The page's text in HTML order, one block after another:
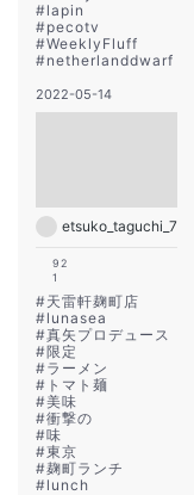
#lapin
#pecotv
#WeeklyFluff
#netherlanddwarf
2022-05-14
etsuko_taguchi_7
92
1
#天雷軒麹町店
#lunasea
#真矢プロデュース
#限定
#ラーメン
# トマト麺
#美味
#衝撃の
#味
#東京
#麹町ランチ
#lunch